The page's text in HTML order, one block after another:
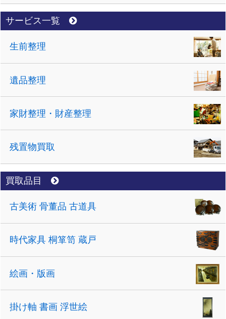
サービス一覧
生前整理
遺品整理
家財整理・財産整理
残置物買取
買取品目
古美術 骨董品 古道具
時代家具 桐箪笥 蔵戸
絵画・版画
掛け軸 書画 浮世絵